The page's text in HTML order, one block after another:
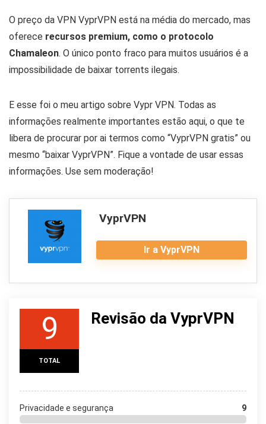
O preço da VPN VyprVPN está na média do mercado, mas
oferece recursos premium, como o protocolo
Chamaleon. O único ponto fraco para muitos usuários é a
impossibilidade de baixar torrents ilegais.
E esse foi o meu artigo sobre Vypr VPN. Todas as
informações realmente importantes estão aqui, o que te
libera de procurar por ai termos como “VyprVPN gratis” ou
mesmo “baixar VyprVPN”. Fique a vontade de usar essas
informações. Use sem moderação!
VyprVPN
Ir a VyprVPN
9
TOTAL
Revisão da VyprVPN
Privacidade e segurança 9